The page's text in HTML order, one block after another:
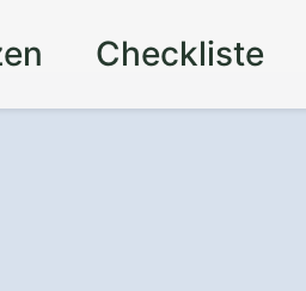
Checkliste